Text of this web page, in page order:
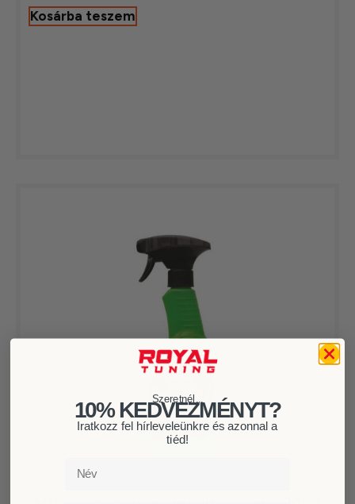
Kosárba teszem
Szeretnél...
10% KEDVEZMÉNYT?
Iratkozz fel hírleveleünkre és azonnal a
tiéd!
Név